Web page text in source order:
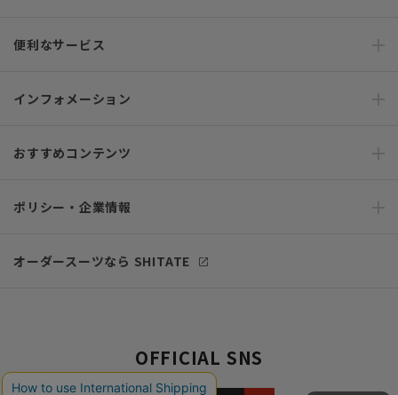
便利なサービス
インフォメーション
おすすめコンテンツ
ポリシー・企業情報
オーダースーツなら SHITATE
OFFICIAL SNS